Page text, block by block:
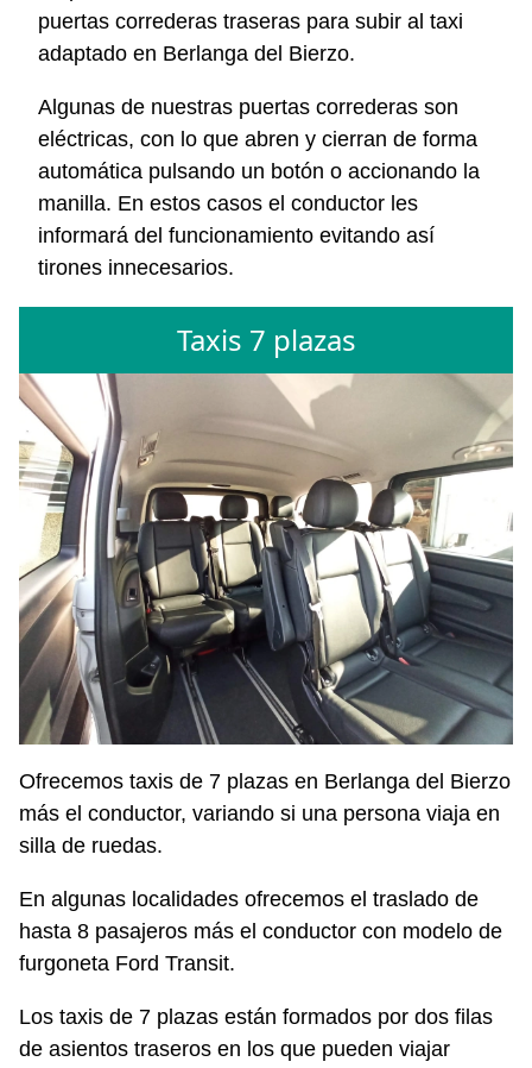
puertas correderas traseras para subir al taxi
adaptado en Berlanga del Bierzo.
Algunas de nuestras puertas correderas son
eléctricas, con lo que abren y cierran de forma
automática pulsando un botón o accionando la
manilla. En estos casos el conductor les
informará del funcionamiento evitando así
tirones innecesarios.
Taxis 7 plazas
Ofrecemos taxis de 7 plazas en Berlanga del Bierzo
más el conductor, variando si una persona viaja en
silla de ruedas.
En algunas localidades ofrecemos el traslado de
hasta 8 pasajeros más el conductor con modelo de
furgoneta Ford Transit.
Los taxis de 7 plazas están formados por dos filas
de asientos traseros en los que pueden viajar